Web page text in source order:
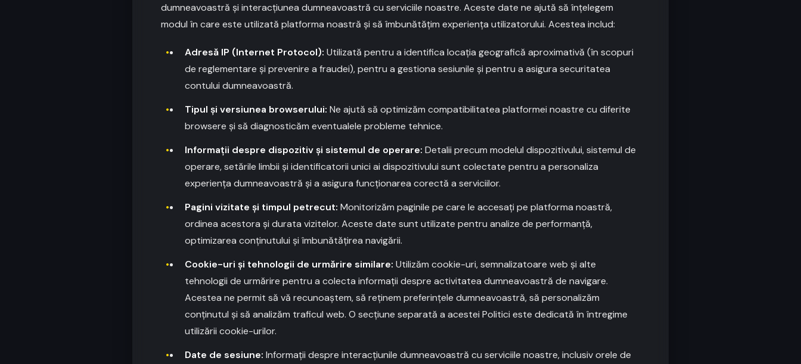
dumneavoastră și interacțiunea dumneavoastră cu serviciile noastre. Aceste date ne ajută să înțelegem
modul în care este utilizată platforma noastră și să îmbunătățim experiența utilizatorului. Acestea includ:
Adresă IP (Internet Protocol): Utilizată pentru a identifica locația geografică aproximativă (în scopuri
de reglementare și prevenire a fraudei), pentru a gestiona sesiunile și pentru a asigura securitatea
contului dumneavoastră.
Tipul și versiunea browserului: Ne ajută să optimizăm compatibilitatea platformei noastre cu diferite
browsere și să diagnosticăm eventualele probleme tehnice.
Informații despre dispozitiv și sistemul de operare: Detalii precum modelul dispozitivului, sistemul de
operare, setările limbii și identificatorii unici ai dispozitivului sunt colectate pentru a personaliza
experiența dumneavoastră și a asigura funcționarea corectă a serviciilor.
Pagini vizitate și timpul petrecut: Monitorizăm paginile pe care le accesați pe platforma noastră,
ordinea acestora și durata vizitelor. Aceste date sunt utilizate pentru analize de performanță,
optimizarea conținutului și îmbunătățirea navigării.
Cookie-uri și tehnologii de urmărire similare: Utilizăm cookie-uri, semnalizatoare web și alte
tehnologii de urmărire pentru a colecta informații despre activitatea dumneavoastră de navigare.
Acestea ne permit să vă recunoaștem, să reținem preferințele dumneavoastră, să personalizăm
conținutul și să analizăm traficul web. O secțiune separată a acestei Politici este dedicată în întregime
utilizării cookie-urilor.
Date de sesiune: Informații despre interacțiunile dumneavoastră cu serviciile noastre, inclusiv orele de